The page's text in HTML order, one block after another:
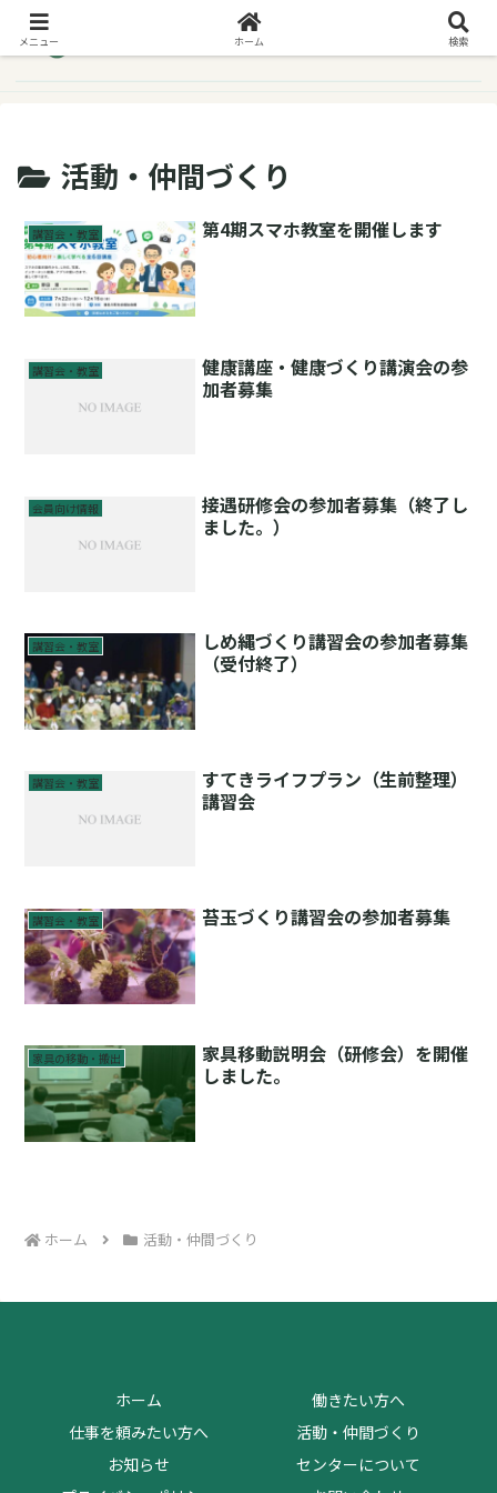
活動・仲間づくり
講習会・教室 第4期スマホ教室を開催します
講習会・教室
健康講座・健康づくり講演会の参
加者募集
会員向け情報
接遇研修会の参加者募集（終了し
ました。）
講習会・教室
しめ縄づくり講習会の参加者募集
（受付終了）
講習会・教室
すてきライフプラン（生前整理）
講習会
講習会・教室 苔玉づくり講習会の参加者募集
家具の移動・搬出
家具移動説明会（研修会）を開催
しました。
ホーム 活動・仲間づくり
ホーム
働きたい方へ
仕事を頼みたい方へ
活動・仲間づくり
お知らせ
センターについて
メニュー ホーム 検索